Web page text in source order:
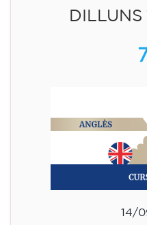
DILLUNS
14/